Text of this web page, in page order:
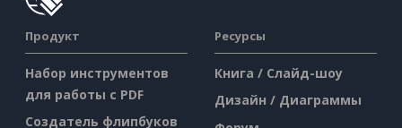
Продукт
Набор инструментов
для работы с PDF
Создатель флипбуков
Ресурсы
Книга / Слайд-шоу
Дизайн / Диаграммы